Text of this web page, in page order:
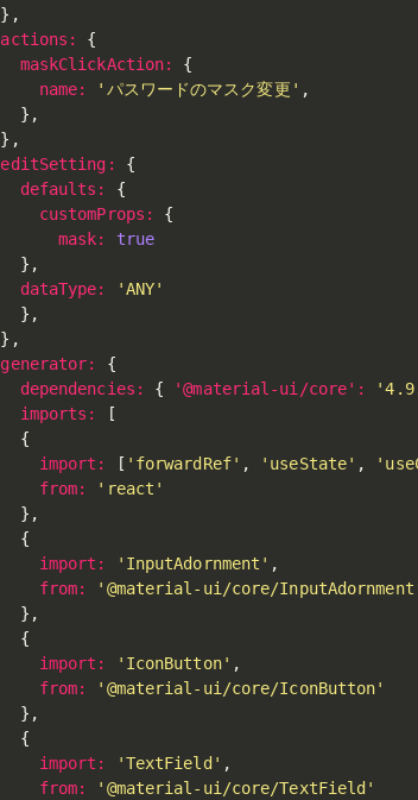
} ,
actions :
{
maskClickAction:
{
name: 'パスワードのマスク変更' ,
} ,
} ,
editSetting :
{
defaults :
{
customProps :
{
mask:
true
} ,
dataType:
'ANY'
} ,
} ,
generator:
{
dependencies : { '@material-ui/core' :
imports :
[
{
import : [ 'forwardRef' , 'useState' ,
from:
'react'
} ,
{
import : 'InputAdornment' ,
from: '@material-ui/core/
} ,
{
import : 'IconButton' ,
from:
'@material-ui/core/IconButton'
} ,
{
import : 'TextField' ,
from:
'@material-ui/core/TextField'